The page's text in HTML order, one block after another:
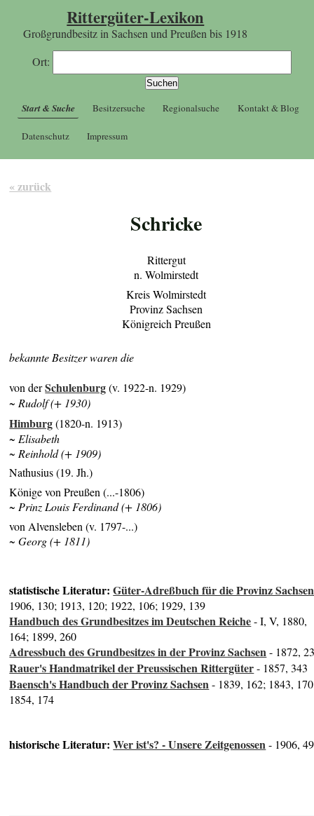
Rittergüter-Lexikon
Großgrundbesitz in Sachsen und Preußen bis 1918
Ort:
Start & Suche Besitzersuche Regionalsuche Kontakt & Blog
Datenschutz Impressum
« zurück
Schricke
Rittergut
n. Wolmirstedt
Kreis Wolmirstedt
Provinz Sachsen
Königreich Preußen
bekannte Besitzer waren die
von derSchulenburg(v. 1922-n. 1929)
~ Rudolf (+ 1930)
Himburg(1820-n. 1913)
~ Elisabeth
~ Reinhold (+ 1909)
Nathusius (19. Jh.)
Könige von Preußen (...-1806)
~ Prinz Louis Ferdinand (+ 1806)
von Alvensleben (v. 1797-...)
~ Georg (+ 1811)
statistische Literatur:Güter-Adreßbuch für die Provinz Sachsen
1906, 130; 1913, 120; 1922, 106; 1929, 139
Handbuch des Grundbesitzes im Deutschen Reiche- I, V, 1880,
164; 1899, 260
Adressbuch des Grundbesitzes in der Provinz Sachsen- 1872,
Rauer's Handmatrikel der Preussischen Rittergüter- 1857, 343
Baensch's Handbuch der Provinz Sachsen- 1839, 162; 1843,
1854, 174
historische Literatur:Wer ist's? - Unsere Zeitgenossen- 1906,